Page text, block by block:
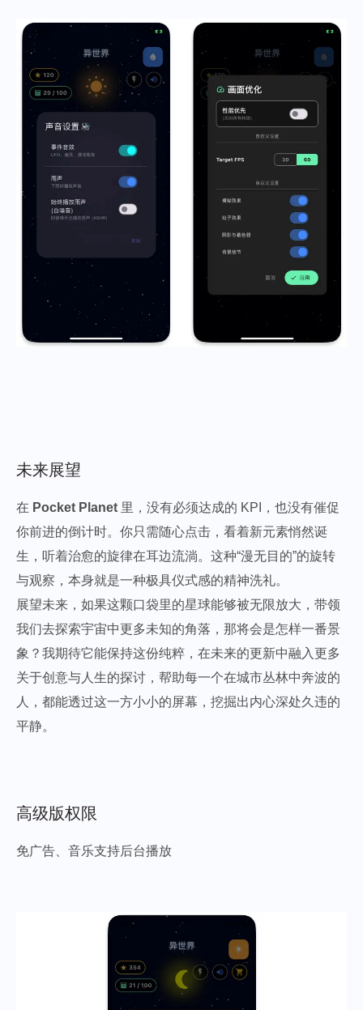
未来展望
在 Pocket Planet 里，没有必须达成的 KPI，也没有催促
你前进的倒计时。你只需随心点击，看着新元素悄然诞
生，听着治愈的旋律在耳边流淌。这种“漫无目的”的旋转
与观察，本身就是一种极具仪式感的精神洗礼。
展望未来，如果这颗口袋里的星球能够被无限放大，带领
我们去探索宇宙中更多未知的角落，那将会是怎样一番景
象？我期待它能保持这份纯粹，在未来的更新中融入更多
关于创意与人生的探讨，帮助每一个在城市丛林中奔波的
人，都能透过这一方小小的屏幕，挖掘出内心深处久违的
平静。
高级版权限
免广告、音乐支持后台播放